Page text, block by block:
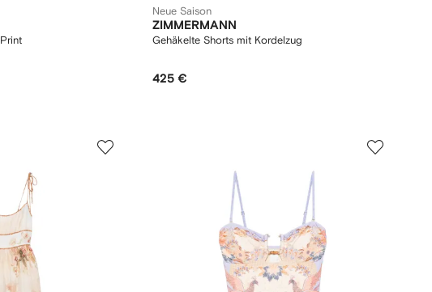
Neue Saison
ZIMMERMANN
Gehäkelte Shorts mit Kordelzug
425 €